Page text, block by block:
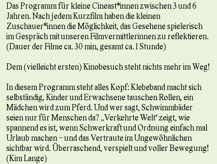
Das Programm für kleine Cineast*innen zwischen 3 und 6
Jahren. Nach jedem Kurzfilm haben die kleinen
Zuschauer*innen die Möglichkeit, das Gesehene spielerisch
im Gespräch mit unseren Filmvermittlerinnen zu reflektieren.
(Dauer der Filme ca. 30 min, gesamt ca. 1 Stunde)
Dem (vielleicht ersten) Kinobesuch steht nichts mehr im Weg!
In diesem Programm steht alles Kopf: Klebeband macht sich
selbständig, Kinder und Erwachsene tauschen Rollen, ein
Mädchen wird zum Pferd. Und wer sagt, Schwimmbäder
seien nur für Menschen da? „Verkehrte Welt“ zeigt, wie
spannend es ist, wenn Schwerkraft und Ordnung einfach mal
Urlaub machen – und das Vertraute im Ungewöhnlichen
sichtbar wird. Überraschend, verspielt und voller Bewegung!
(Kim Lange)